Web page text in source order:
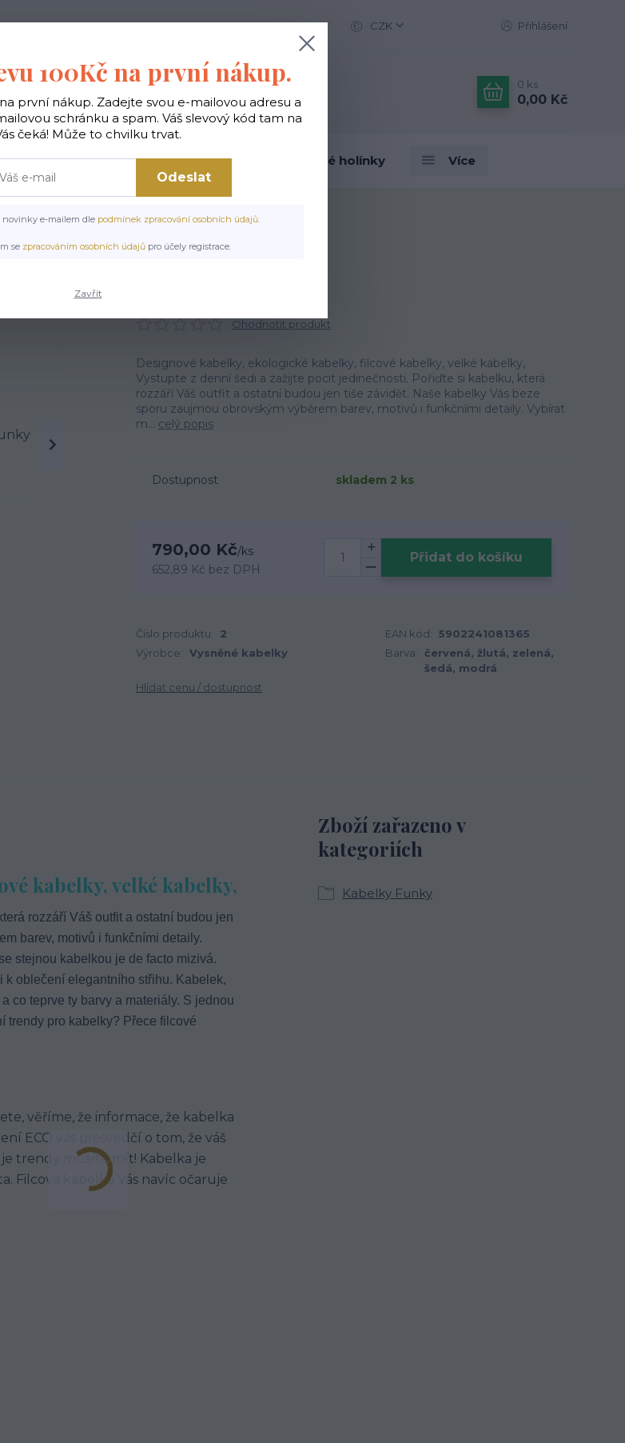
NAKUPOVAT KONTAKTY CZK Přihlášení
0 ks
0,00 Kč
na záda Polštáře Doplňky Designové holínky Více
Kabelky střední Kabelky Funky Kabelka Funky Yorshir
Ohodnotit produkt
Designové kabelky, ekologické kabelky, filcové kabelky, velké kabelky,
Vystupte z denní šedi a zažijte pocit jedinečnosti. Pořiďte si kabelku, která
rozzáří Váš outfit a ostatní budou jen tiše závidět. Naše kabelky Vás beze
sporu zaujmou obrovským výběrem barev, motivů i funkčními detaily. Vybírat
m... celý popis
Dostupnost skladem 2 ks
790,00 Kč/ks
652,89 Kč bez DPH
Přidat do košíku
Číslo produktu: 2 EAN kód: 5902241081365
Výrobce: Vysněné kabelky Barva:
červená, žlutá, zelená,
šedá, modrá
Hlídat cenu / dostupnost
kabelky, velké kabelky,
rozzáří Váš outfit a ostatní budou jen
barev, motivů i funkčními detaily.
stejnou kabelkou je de facto mizivá.
oblečení elegantního střihu. Kabelek,
co teprve ty barvy a materiály. S jednou
trendy pro kabelky? Přece filcové
věříme, že informace, že kabelka
ECO vás přesvědčí o tom, že váš
trendy musíte mít! Kabelka je
Filcová kabelka Vás navíc očaruje
Zboží zařazeno v
kategoriích
Kabelky Funky
100Kč na první nákup.
první nákup. Zadejte svou e-mailovou adresu a
schránku a spam. Váš slevový kód tam na
čeká! Může to chvilku trvat.
Odeslat
novinky e-mailem dle podmínek zpracování osobních údajů.
se zpracováním osobních údajů pro účely registrace.
Zavřít